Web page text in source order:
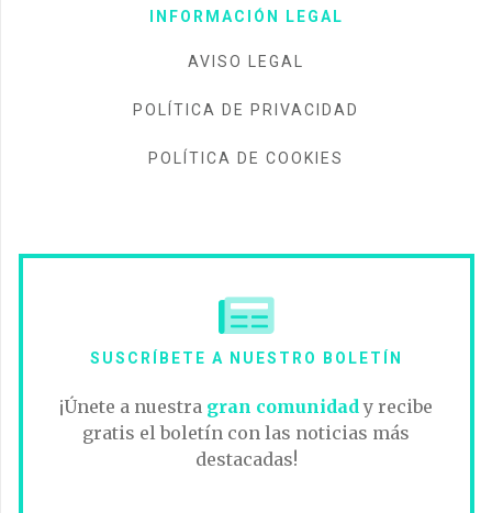
INFORMACIÓN LEGAL
AVISO LEGAL
POLÍTICA DE PRIVACIDAD
POLÍTICA DE COOKIES
SUSCRÍBETE A NUESTRO BOLETÍN
¡Únete a nuestra gran comunidad y recibe
gratis el boletín con las noticias más
destacadas!